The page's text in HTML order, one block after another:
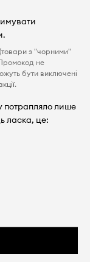
з "чорними"
не
бути виключені
.
потрапляло лише
ласка, це: